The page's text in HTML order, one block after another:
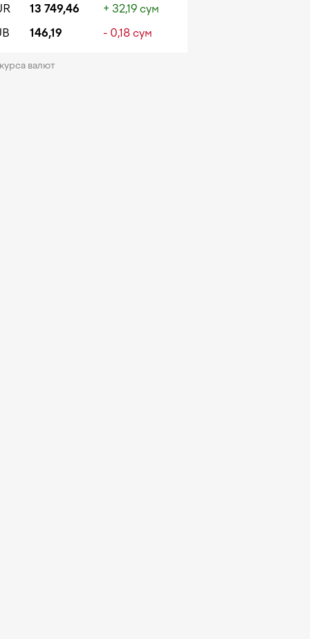
13 749,46
+ 32,19 сум
146,19 - 0,18 сум
валют